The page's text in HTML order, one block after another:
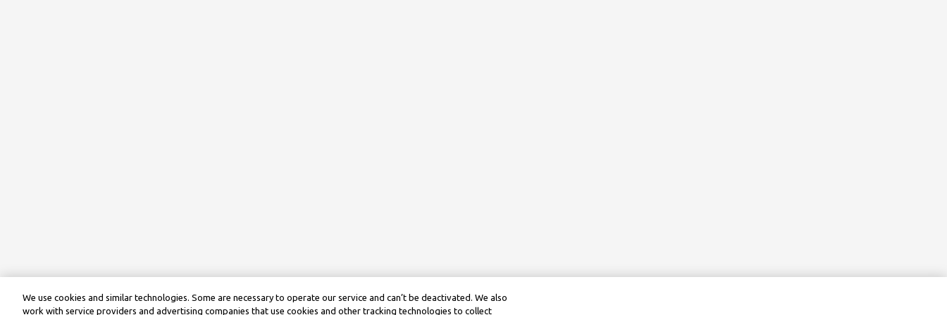
We use cookies and similar technologies. Some are necessary to operate our service and can’t be deactivated. We also
work with service providers and advertising companies that use cookies and other tracking technologies to collect